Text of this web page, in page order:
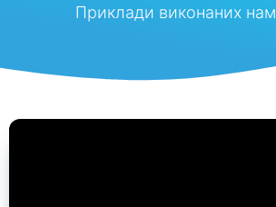
Приклади виконаних